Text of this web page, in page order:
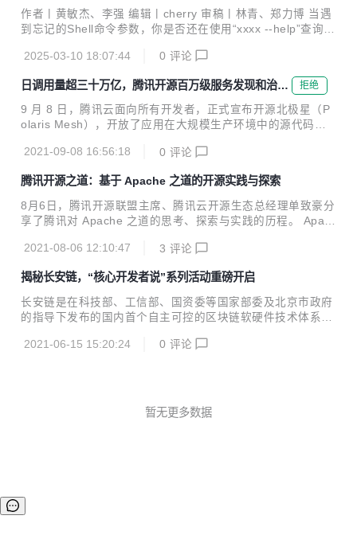
别焦虑
作者丨黄敏杰、李强 编辑丨cherry 审稿丨林青、郑力博 当遇
到忘记的Shell命令参数，你是否还在使用“xxxx --help”查询使
决方案？今天，OpenCloudOS 社区重磅推出新一代OS智能
助手OCAI-Agent，它集代码生成、场景化指南输出于一体，
通过接入满血版 DeepSeek R1 模型，让你通过简单的中文指
令，即可实现秒级AI Agent调用。 一、OCAI工具概览 很多O
S运维工程师常陷于「文档迷宫」：面对上千页的官方手册、
查都可能演变成耗时数小时的文档检索工程。...
2025-03-10 18:07:44 0 评论
日调用量超三十万亿，腾讯开源百万级服务发现和治理
中心北极星
拒绝
9 月 8 日，腾讯云面向所有开发者，正式宣布开源北极星（P
olaris Mesh），开放了应用在大规模生产环境中的源代码，
进行分布式或者微服务架构转型。 目前很多企业在微服务实施
域逐渐沉淀出了无数个相关组件，大家在选择上更加困难，也
为企业的基础设施建设不断带来挑战。腾讯也曾面临这样的痛
点，因此从 2019 年开始腾讯开创了统一的微服务解决方案
“北极星”（Polaris Mesh），通过北极星对这些组件进行抽象
和整合，打造公司标准化的服务发现和治理方案，帮助业务提
2021-09-08 16:56:18 0 评论
腾讯开源之道：基于 Apache 之道的开源实践与探索
8月6日，腾讯开源联盟主席、腾讯云开源生态总经理单致豪分
享了腾讯对 Apache 之道的思考、探索与实践的历程。 Apach
行代码，有着206个项目管理委员会，通过精英制领导了350
“Apache小组”到如今成长为世界上最大的开源基金会之一，A
pache通过其领导力、健全的社区、以及精英主义思路，铸就
了著名的“Apache之道”（Apache Way），形成了一套推进开
2010年起开始正式萌芽，在11年的...
2021-08-06 12:10:47 3 评论
揭秘长安链，“核心开发者说”系列活动重磅开启
长安链是在科技部、工信部、国资委等国家部委及北京市政府
的指导下发布的国内首个自主可控的区块链软硬件技术体系。
台研发及开源生态构建上持续投入，不断响应号召，为区块链
2021-06-15 15:20:24 0 评论
暂无更多数据